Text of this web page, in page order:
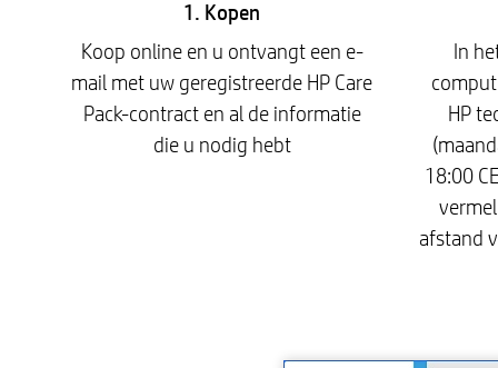
1. Kopen
Koop online en u ontvangt een e-
mail met uw geregistreerde HP Care
Pack-contract en al de informatie
die u nodig hebt
In
HP
18:00
afstand